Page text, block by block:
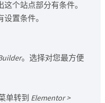
个站点部分有条件。
置条件。
。选择对您最方便
单转到 Elementor >